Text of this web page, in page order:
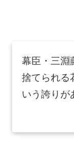
幕臣・三淵
捨てられる
いう誇りが